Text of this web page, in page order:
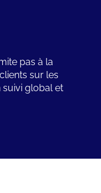
pas à la
sur les
suivi global et